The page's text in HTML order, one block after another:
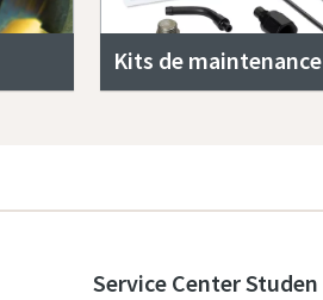
Kits de maintenance
Service Center Studen